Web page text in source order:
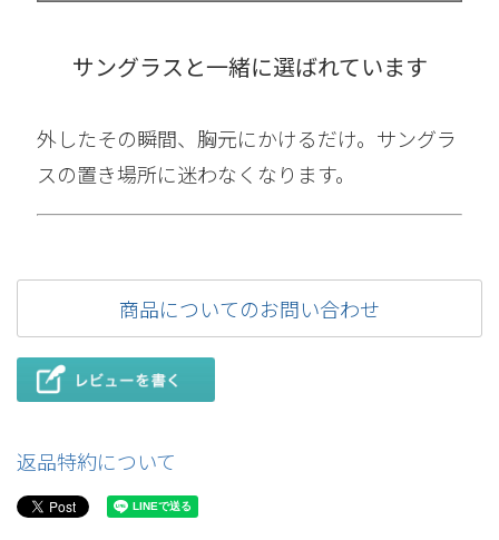
サングラスと一緒に選ばれています
外したその瞬間、胸元にかけるだけ。サングラ
スの置き場所に迷わなくなります。
商品についてのお問い合わせ
返品特約について